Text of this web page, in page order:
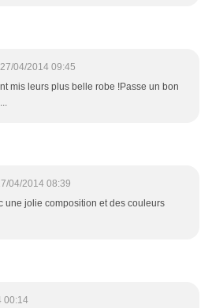
27/04/2014 09:45
mis leurs plus belle robe !Passe un bon
04/2014 08:39
une jolie composition et des couleurs
00:14